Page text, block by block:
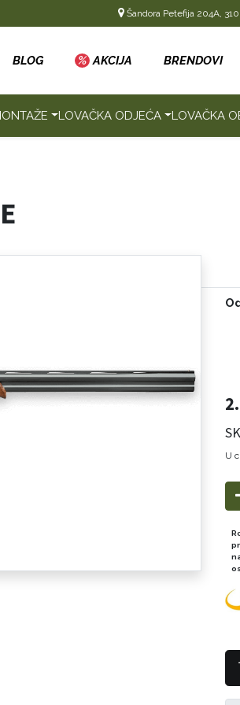
Šandora Petefija 204A,
BLOG % AKCIJA BRENDOVI
LOVAČKA ODJEĆA LOVAČKA
U